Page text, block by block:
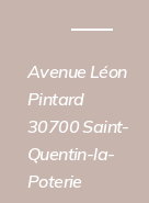
Avenue Léon
Pintard
30700 Saint-
Quentin-la-
Poterie